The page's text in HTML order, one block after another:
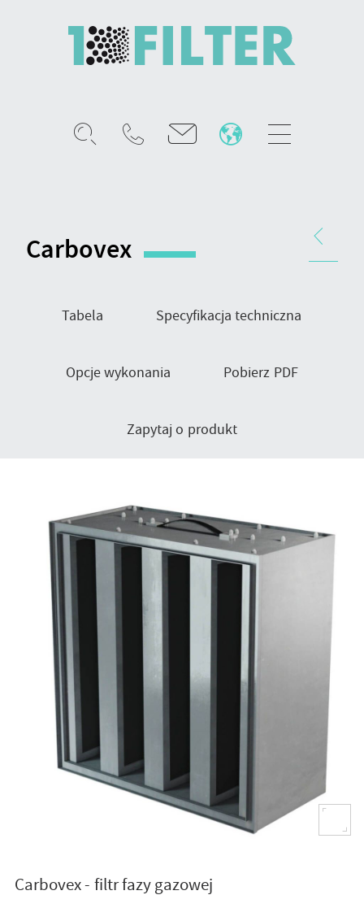
gazowejCarbovex
produktu
Tabela Specyfikacja techniczna
Opcje wykonania Pobierz PDF
Zapytaj o produkt
Carbovex - filtr fazy gazowej